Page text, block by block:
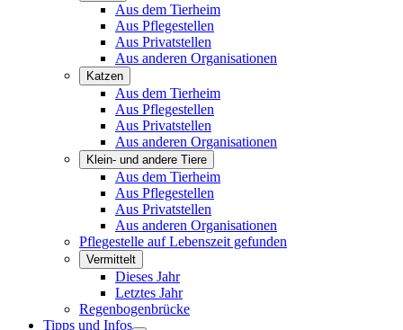
Aus dem Tierheim
Aus Pflegestellen
Aus Privatstellen
Aus anderen Organisationen
Katzen
Aus dem Tierheim
Aus Pflegestellen
Aus Privatstellen
Aus anderen Organisationen
Klein- und andere Tiere
Aus dem Tierheim
Aus Pflegestellen
Aus Privatstellen
Aus anderen Organisationen
Pflegestelle auf Lebenszeit gefunden
Vermittelt
Dieses Jahr
Letztes Jahr
Regenbogenbrücke
Tipps und Infos